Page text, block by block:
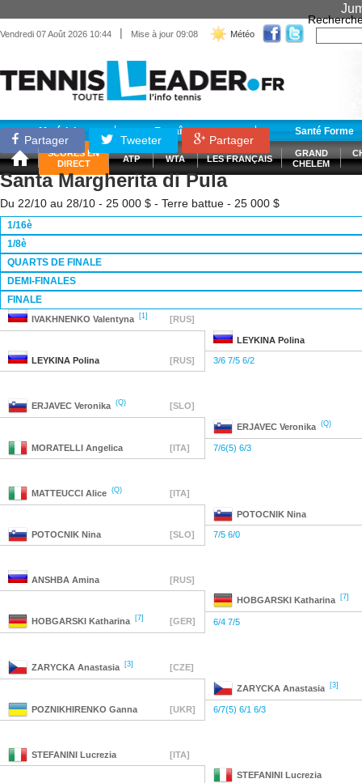
Vendredi 07 Août 2026 10:44 | Mise à jour 09:08 Météo
Matériel Entraînement Santé Forme
SCORES EN
DIRECT
ATP WTA LES FRANÇAIS
GRAND
CHELEM
Partager Tweeter Partager
Santa Margherita di Pula
Du 22/10 au 28/10 - 25 000 $ - Terre battue - 25 000 $
1/16è
1/8è
QUARTS DE FINALE
DEMI-FINALES
FINALE
IVAKHNENKO Valentyna [1] [RUS]
LEYKINA Polina
LEYKINA Polina [RUS] 3/6 7/5 6/2
ERJAVEC Veronika (Q) [SLO]
ERJAVEC Veronika (Q)
MORATELLI Angelica [ITA] 7/6(5) 6/3
MATTEUCCI Alice (Q) [ITA]
POTOCNIK Nina
POTOCNIK Nina [SLO] 7/5 6/0
ANSHBA Amina [RUS]
HOBGARSKI Katharina [7]
HOBGARSKI Katharina [7] [GER] 6/4 7/5
ZARYCKA Anastasia [3] [CZE]
ZARYCKA Anastasia [3]
POZNIKHIRENKO Ganna [UKR] 6/7(5) 6/1 6/3
STEFANINI Lucrezia [ITA]
STEFANINI Lucrezia